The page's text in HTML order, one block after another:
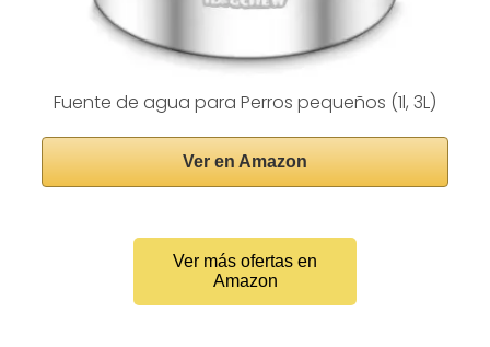
Fuente de agua para Perros pequeños (1l, 3L)
Ver en Amazon
Ver más ofertas en
Amazon